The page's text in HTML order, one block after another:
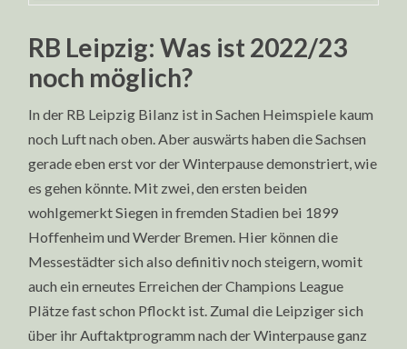
RB Leipzig: Was ist 2022/23
noch möglich?
In der RB Leipzig Bilanz ist in Sachen Heimspiele kaum
noch Luft nach oben. Aber auswärts haben die Sachsen
gerade eben erst vor der Winterpause demonstriert, wie
es gehen könnte. Mit zwei, den ersten beiden
wohlgemerkt Siegen in fremden Stadien bei 1899
Hoffenheim und Werder Bremen. Hier können die
Messestädter sich also definitiv noch steigern, womit
auch ein erneutes Erreichen der Champions League
Plätze fast schon Pflockt ist. Zumal die Leipziger sich
über ihr Auftaktprogramm nach der Winterpause ganz